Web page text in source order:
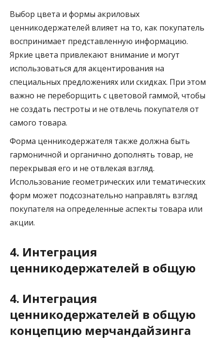
Выбор цвета и формы акриловых
ценникодержателей влияет на то, как покупатель
воспринимает представленную информацию.
Яркие цвета привлекают внимание и могут
использоваться для акцентирования на
специальных предложениях или скидках. При этом
важно не переборщить с цветовой гаммой, чтобы
не создать пестроты и не отвлечь покупателя от
самого товара.
Форма ценникодержателя также должна быть
гармоничной и органично дополнять товар, не
перекрывая его и не отвлекая взгляд.
Использование геометрических или тематических
форм может подсознательно направлять взгляд
покупателя на определенные аспекты товара или
акции.
4. Интеграция
ценникодержателей в общую
4. Интеграция
ценникодержателей в общую
концепцию мерчандайзинга